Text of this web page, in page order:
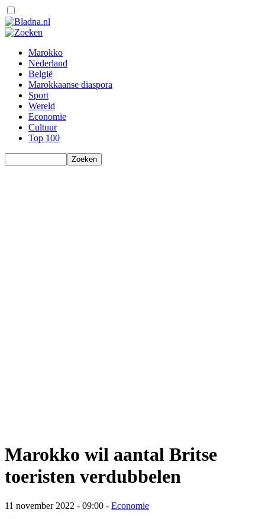
Marokko
Nederland
België
Marokkaanse diaspora
Sport
Wereld
Economie
Cultuur
Top 100
Marokko wil aantal Britse
toeristen verdubbelen
11 november 2022 - 09:00 - Economie